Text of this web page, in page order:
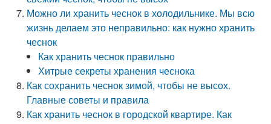
Можно ли хранить чеснок в холодильнике. Мы всю
жизнь делаем это неправильно: как нужно хранить
чеснок
Как хранить чеснок правильно
Хитрые секреты хранения чеснока
Как сохранить чеснок зимой, чтобы не высох.
Главные советы и правила
Как хранить чеснок в городской квартире. Как